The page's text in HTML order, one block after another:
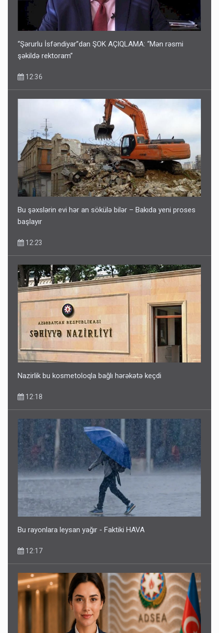
“Şərurlu İsfəndiyar”dan ŞOK AÇIQLAMA: “Mən rəsmi
şəkildə rektoram”
12:36
Bu şəxslərin evi hər an sökülə bilər – Bakıda yeni proses
başlayır
12:23
Nazirlik bu kosmetoloqla bağlı hərəkətə keçdi
12:18
Bu rayonlara leysan yağır - Faktiki HAVA
12:17